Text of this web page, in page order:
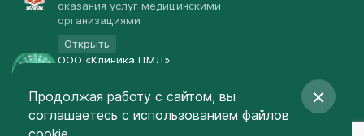
оказания услуг медицинскими
организациями
Открыть
ООО «Клиника ЦМД»
Открыть
© Клиника ЦМД 2003-2026
Продолжая работу с сайтом, вы
соглашаетесь с использованием файлов